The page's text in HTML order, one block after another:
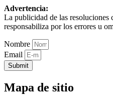
Advertencia:
La publicidad de las resoluciones
responsabiliza por los errores u
Nombre
Email
Submit
Mapa de sitio